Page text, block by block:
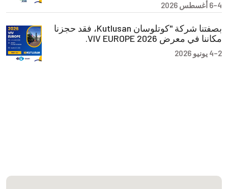
4–6 أغسطس 2026
بصفتنا شركة "كوتلوسان Kutlusan، فقد حجزنا
مكاننا في معرض VIV EUROPE 2026.
2–4 يونيو 2026